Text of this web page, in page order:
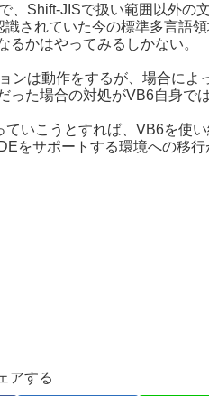
、Shift-JISで扱い範囲以外の
されていた今の標準多言語
かはやってみるしかない。
ンは動作をするが、場合によ
た場合の対処がVB6自身で
いこうとすれば、VB6を使
をサポートする環境への移行
アする